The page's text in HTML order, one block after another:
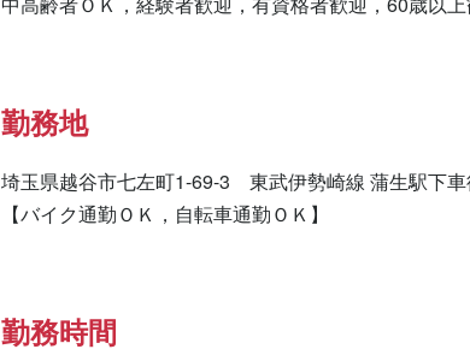
勤務地
埼玉県越谷市七左町1-69-3　東武伊勢崎線 蒲生駅下
【バイク通勤ＯＫ，自転車通勤ＯＫ】
勤務時間